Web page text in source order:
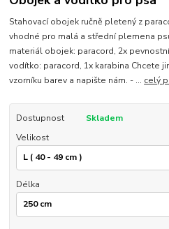
Stahovací obojek ručně pletený z
vhodné pro malá a střední plemena
materiál obojek: paracord, 2x
vodítko: paracord, 1x karabina Chcete
vzorníku barev a napište nám. - ... celý
Dostupnost
Skladem
Velikost
Délka